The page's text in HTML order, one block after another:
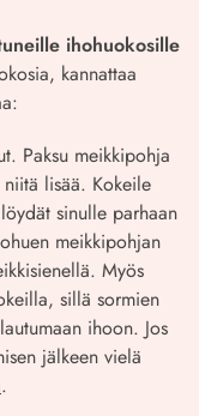
ihohuokosille
kannattaa
Paksu meikkipohja
lisää. Kokeile
sinulle parhaan
meikkipohjan
Myös
sillä sormien
ihoon. Jos
jälkeen vielä
.